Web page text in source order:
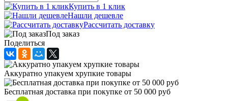
Купить в 1 клик
Нашли дешевле
Рассчитать доставку
Под заказ
Поделиться
Аккуратно упакуем хрупкие товары
Бесплатная доставка при покупке от 50 000 руб